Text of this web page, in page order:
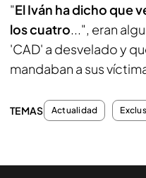
"El Iván ha dicho que
los cuatro...", eran
'CAD' a desvelado y
mandaban a sus
TEMAS Actualidad